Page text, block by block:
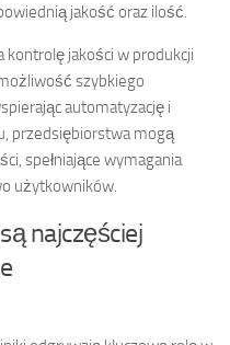
jakość oraz ilość.
kontrolę jakości w produkcji
szybkiego
automatyzację i
przedsiębiorstwa mogą
spełniające wymagania
użytkowników.
najczęściej